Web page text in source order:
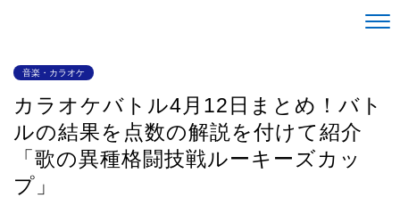
音楽・カラオケ
カラオケバトル4月12日まとめ！バト
ルの結果を点数の解説を付けて紹介
「歌の異種格闘技戦ルーキーズカッ
プ」